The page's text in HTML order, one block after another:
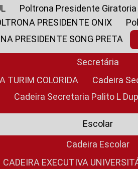
Poltrona Presidente
PRESIDENTE ONIX
PRESIDENTE SONG PRETA
Secretária
TURIM COLORIDA
Cadeira
Cadeira Secretaria Palito L
Escolar
Cadeira Escolar
CADEIRA EXECUTIVA